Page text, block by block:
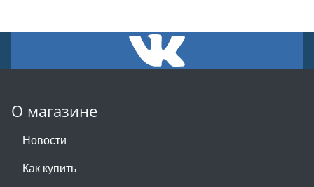
О магазине
Новости
Как купить